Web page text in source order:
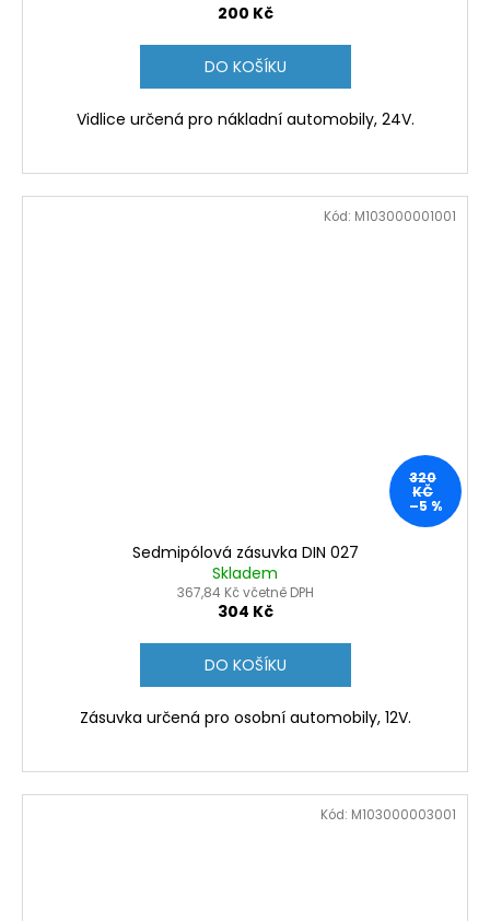
200 Kč
DO KOŠÍKU
Vidlice určená pro nákladní automobily, 24V.
320
KČ
–5 %
Sedmipólová zásuvka DIN 027
Skladem
367,84 Kč včetně DPH
304 Kč
DO KOŠÍKU
Zásuvka určená pro osobní automobily, 12V.
Kód: M103000001001
Kód: M103000003001